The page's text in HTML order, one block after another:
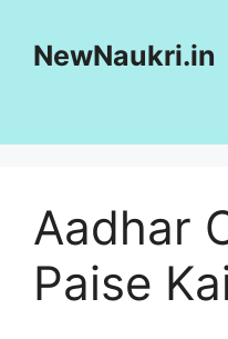
NewNaukri.in
Aadhar
Paise